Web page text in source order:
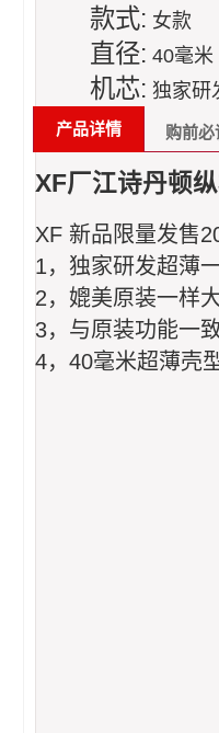
款式: 女款
直径: 40毫米
机芯: 独家研
产品详情 购前必
XF厂江诗丹顿
XF 新品限量发售
1，独家研发超薄
2，媲美原装一样
3，与原装功能一
4，40毫米超薄壳